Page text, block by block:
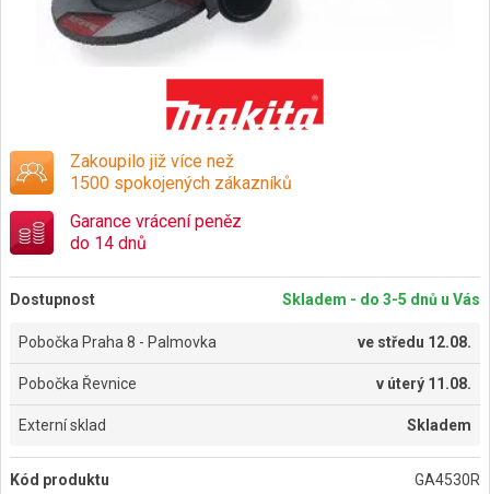
Zakoupilo již více než
1500 spokojených zákazníků
Garance vrácení peněz
do 14 dnů
Dostupnost Skladem - do 3-5 dnů u Vás
Pobočka Praha 8 - Palmovka ve středu 12.08.
Pobočka Řevnice v úterý 11.08.
Externí sklad Skladem
Kód produktu GA4530R